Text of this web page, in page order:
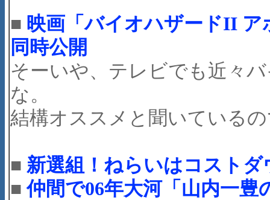
■ 映画「バイオハザードII
同時公開
そーいや、テレビでも近々
な。
結構オススメと聞いている
■ 新選組！ねらいはコストダ
■仲間で06年大河「山内一豊